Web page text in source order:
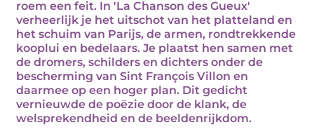
roem een feit. In 'La Chanson des Gueux'
verheerlijk je het uitschot van het platteland en
het schuim van Parijs, de armen, rondtrekkende
kooplui en bedelaars. Je plaatst hen samen met
de dromers, schilders en dichters onder de
bescherming van Sint François Villon en
daarmee op een hoger plan. Dit gedicht
vernieuwde de poëzie door de klank, de
welsprekendheid en de beeldenrijkdom.